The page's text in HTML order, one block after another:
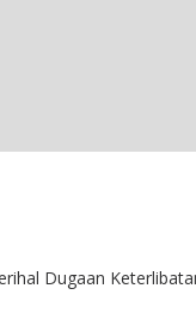
Dugaan